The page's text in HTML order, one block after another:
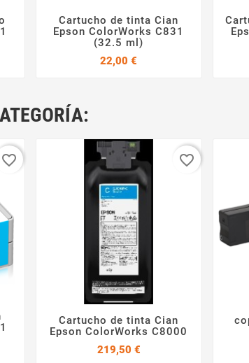
 
Cartucho de tinta Cian
Epson ColorWorks C831
(32.5 ml)
22,00 €
favorite_border
 
Cartucho de tinta Cian
Epson ColorWorks C8000
219,50 €Precio
favorite_border